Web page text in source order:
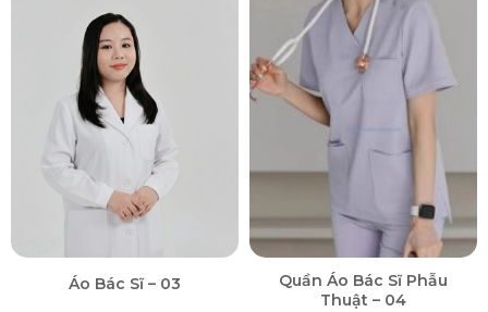
Áo Bác Sĩ – 03
Quần Áo Bác Sĩ Phẫu
Thuật – 04